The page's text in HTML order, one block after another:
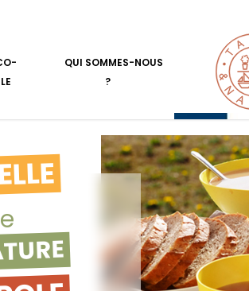
QUI SOMMES-NOUS
?